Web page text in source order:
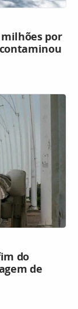
milhões por
do
de